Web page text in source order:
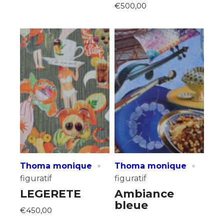
€500,00
Thoma monique ·
figuratif
LEGERETE
€450,00
Thoma monique ·
figuratif
Ambiance
bleue